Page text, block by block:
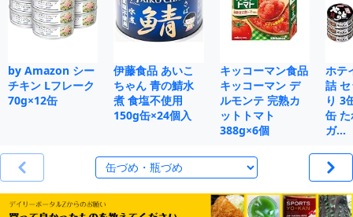
by Amazon シー
チキン Lフレーク
70g×12缶
伊藤食品 あいこ
ちゃん 青の鯖水
煮 食塩不使用
150g缶×24個入
キッコーマン食品
キッコーマン デ
ルモンテ 完熟カ
ットトマト
388g×6個
ホテ
詰
り 3
缶
ガ…